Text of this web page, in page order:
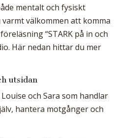
mentalt och fysiskt
välkommen att komma
“STARK på in och
Här nedan hittar du mer
utsidan
och Sara som handlar
hantera motgånger och